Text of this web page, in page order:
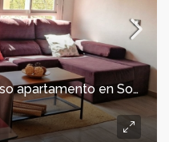
Bonito, funcional y espacioso apartamento en Son Armadams